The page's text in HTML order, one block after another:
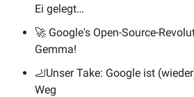
Ei gelegt…
🚀 Google's Open-Source-
Gemma!
🦶Unser Take: Google ist
Weg